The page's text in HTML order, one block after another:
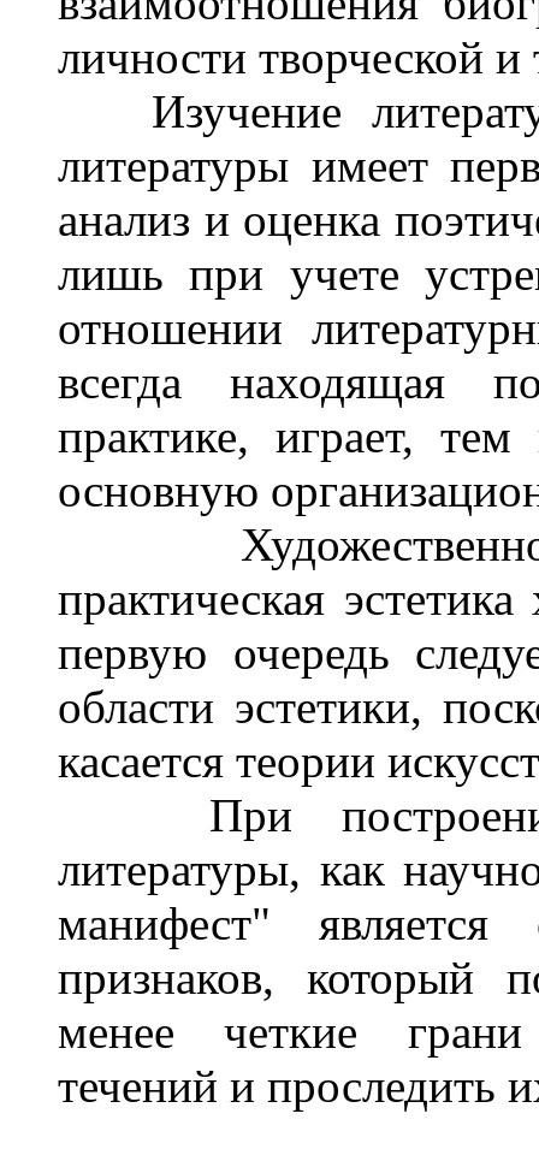
личности творческой и
Изучение
литературы имеет
анализ и оценка
лишь при учете
отношении
всегда находящая
практике, играет,
основную
Художественно-
практическая
первую очередь
области эстетики,
касается теории
При построении
литературы, как
манифест"
признаков, который
менее четкие грани
течений и проследить